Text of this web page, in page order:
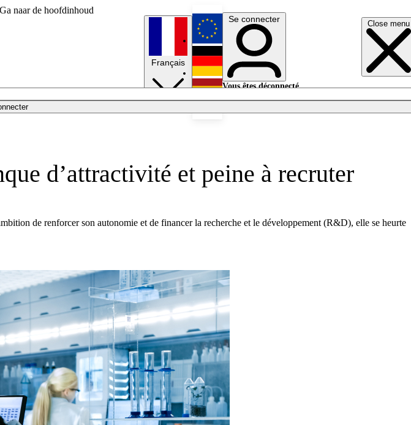
Ga naar de hoofdinhoud
Close menu
Français
English
Deutsch
Se connecter
Vous êtes déconnecté.
d’attractivité et peine à recruter
de renforcer son autonomie et de financer la recherche et le développement (R&D), elle se heurte